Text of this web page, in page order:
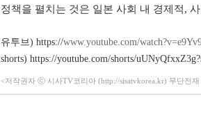
정책을 펼치는 것은 일본 사회 내 경제적,
유투브) https://www.youtube.com/
shorts) https://youtube.com/shorts/
<저작권자 ⓒ 시사TV코리아 (http://sisatvkorea.kr) 무단전